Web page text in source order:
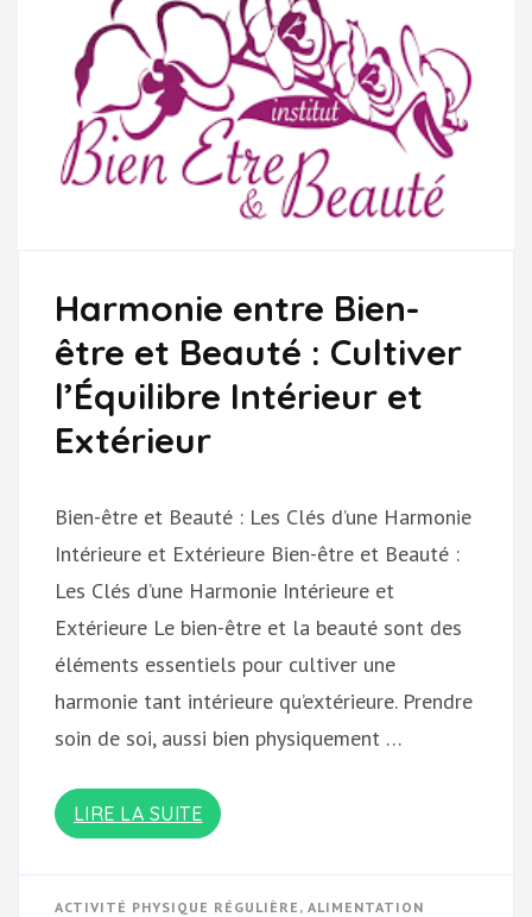
Harmonie entre Bien-
être et Beauté : Cultiver
l’Équilibre Intérieur et
Extérieur
Bien-être et Beauté : Les Clés d’une Harmonie
Intérieure et Extérieure Bien-être et Beauté :
Les Clés d’une Harmonie Intérieure et
Extérieure Le bien-être et la beauté sont des
éléments essentiels pour cultiver une
harmonie tant intérieure qu’extérieure. Prendre
soin de soi, aussi bien physiquement …
LIRE LA SUITE
ACTIVITÉ PHYSIQUE RÉGULIÈRE , ALIMENTATION